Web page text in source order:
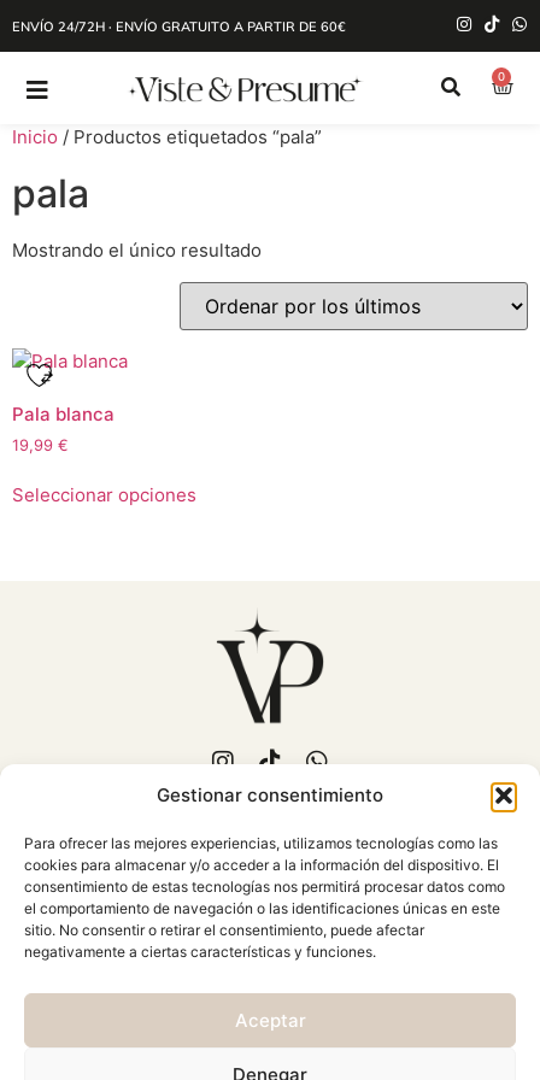
Gestionar consentimiento
Para ofrecer las mejores experiencias, utilizamos tecnologías como las
cookies para almacenar y/o acceder a la información del dispositivo. El
consentimiento de estas tecnologías nos permitirá procesar datos como
el comportamiento de navegación o las identificaciones únicas en este
sitio. No consentir o retirar el consentimiento, puede afectar
negativamente a ciertas características y funciones.
Aceptar
Denegar
ENVÍO 24/72H · ENVÍO GRATUITO A PARTIR DE 60€
0
Inicio / Productos etiquetados “pala”
pala
Mostrando el único resultado
Pala blanca
19,99 €
Seleccionar opciones
C/Fuente Piedra, 15
Mollina (Málaga)
Atención al cliente: Lunes a
Viernes 10:00 - 18:00
CONDICIONES GENERALES
CAMBIOS Y DEVOLUCIONES